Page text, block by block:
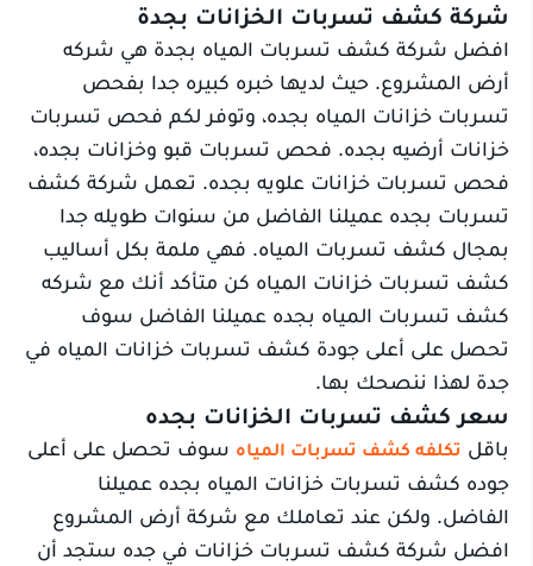
شركة كشف تسربات الخزانات بجدة
افضل شركة كشف تسربات المياه بجدة هي شركه
أرض المشروع. حيث لديها خبره كبيره جدا بفحص
تسربات خزانات المياه بجده، وتوفر لكم فحص تسربات
خزانات أرضيه بجده. فحص تسربات قبو وخزانات بجده،
فحص تسربات خزانات علويه بجده. تعمل شركة كشف
تسربات بجده عميلنا الفاضل من سنوات طويله جدا
بمجال كشف تسربات المياه. فهي ملمة بكل أساليب
كشف تسربات خزانات المياه كن متأكد أنك مع شركه
كشف تسربات المياه بجده عميلنا الفاضل سوف
تحصل على أعلى جودة كشف تسربات خزانات المياه في
جدة لهذا ننصحك بها.
سعر كشف تسربات الخزانات بجده
باقل تكلفه كشف تسربات المياه سوف تحصل على أعلى
جوده كشف تسربات خزانات المياه بجده عميلنا
الفاضل. ولكن عند تعاملك مع شركة أرض المشروع
افضل شركة كشف تسربات خزانات في جده ستجد أن